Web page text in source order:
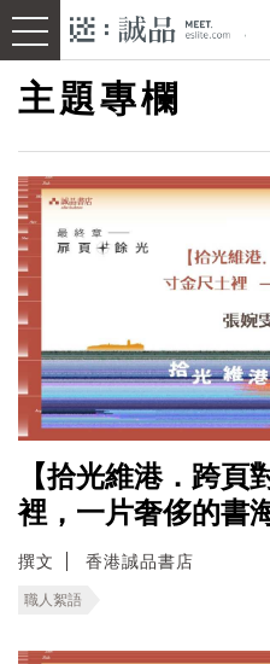
主題專欄
【拾光維港．跨頁
裡，一片奢侈的書
撰文 香港誠品書店
職人絮語